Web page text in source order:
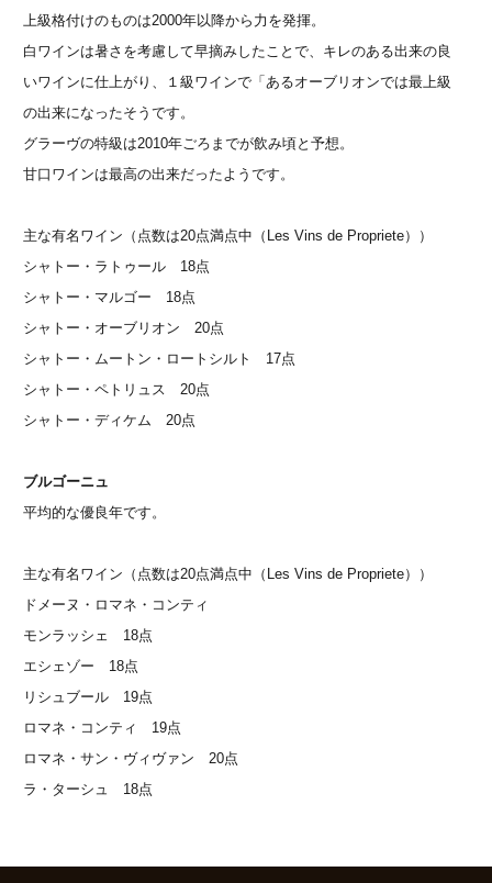
上級格付けのものは2000年以降から力を発揮。
白ワインは暑さを考慮して早摘みしたことで、キレのある出来の良
いワインに仕上がり、１級ワインで「あるオーブリオンでは最上級
の出来になったそうです。
グラーヴの特級は2010年ごろまでが飲み頃と予想。
甘口ワインは最高の出来だったようです。
主な有名ワイン（点数は20点満点中（Les Vins de Propriete））
シャトー・ラトゥール 18点
シャトー・マルゴー 18点
シャトー・オーブリオン 20点
シャトー・ムートン・ロートシルト 17点
シャトー・ペトリュス 20点
シャトー・ディケム 20点
ブルゴーニュ
平均的な優良年です。
主な有名ワイン（点数は20点満点中（Les Vins de Propriete））
ドメーヌ・ロマネ・コンティ
モンラッシェ 18点
エシェゾー 18点
リシュブール 19点
ロマネ・コンティ 19点
ロマネ・サン・ヴィヴァン 20点
ラ・ターシュ 18点